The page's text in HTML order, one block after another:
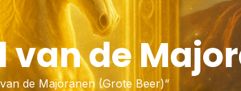
de
de Majoranen (Grote Beer)”